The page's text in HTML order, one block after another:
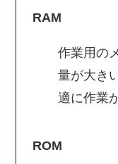
RAM
作業用の
量が大き
適に作業
ROM